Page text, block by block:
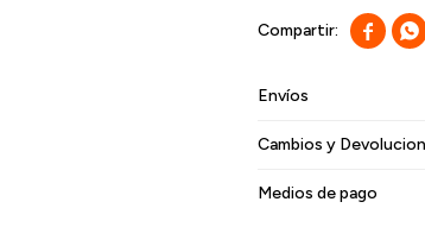
 
Envíos
Cambios y
Medios de pago